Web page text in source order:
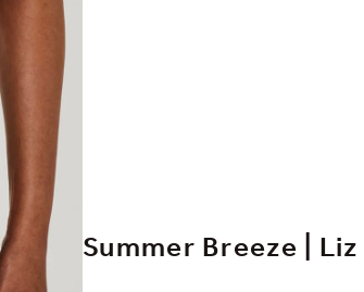
Summer Breeze |